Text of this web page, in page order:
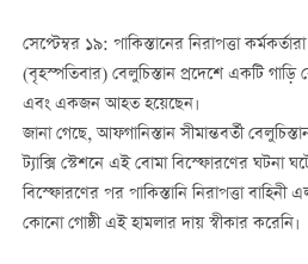
সেপ্টেম্বর ১৯: পাকিস্তানের নিরাপত্তা
(বৃহস্পতিবার) বেলুচিস্তান প্রদেশে একটি
এবং একজন আহত হয়েছেন।
জানা গেছে, আফগানিস্তান সীমান্তবর্তী
ট্যাক্সি স্টেশনে এই বোমা বিস্ফোরণের ঘটনা
বিস্ফোরণের পর পাকিস্তানি নিরাপত্তা বাহিনী
কোনো গোষ্ঠী এই হামলার দায় স্বীকার করেনি।